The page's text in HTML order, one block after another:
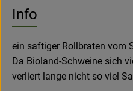
Info
ein saftiger Rollbraten vom
Da Bioland-Schweine sich
verliert lange nicht so viel